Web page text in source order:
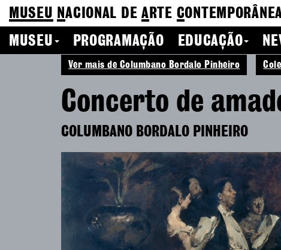
MUSEU NACIONAL DEA RTE C
MUSEU
PROGRAMAÇÃO EDUCAÇÃO
Ver mais de Columbano Bordalo Pinheiro
Concerto de
COLUMBANO BORDALO PINHEIRO